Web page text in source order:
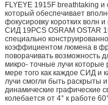
FLYEYE 1915F breathtaking
который обеспечивает
фокусировку коротких волн
СИД 19PCS OSRAM OSTAR
специально
коэффициентом люмена в
поворачивать возможность
микро- точные лучи которые
мере того как каждое СИД и
лучи смогли быть раскрыты
динамические
колебается от 4° к работе